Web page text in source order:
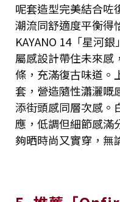
呢套造型完美結合咗
潮流同舒適度平衡得
KAYANO 14「星河
屬感設計帶住未來感
條，充滿復古味道。
套，營造隨性瀟灑嘅
添街頭感同層次感。
應，低調但細節感滿
夠晒時尚又實穿，無